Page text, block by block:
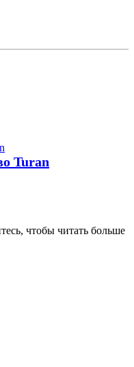
Turan
чтобы читать больше